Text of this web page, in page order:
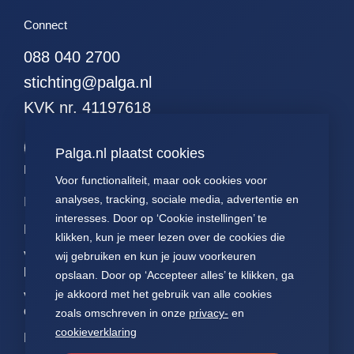
Palga.nl plaatst cookies
Voor functionaliteit, maar ook cookies voor
analyses, tracking, sociale media, advertentie en
interesses. Door op ‘Cookie instellingen’ te
klikken, kun je meer lezen over de cookies die
wij gebruiken en kun je jouw voorkeuren
opslaan. Door op ‘Accepteer alles’ te klikken, ga
je akkoord met het gebruik van alle cookies
zoals omschreven in onze privacy- en
cookieverklaring
maar met kleinere
55. alle resecties
(zonder curettages of
kleinere excisies)
56. alle wormen
58. alle
hormoonpreparaten
Connect
088 040 2700
stichting@palga.nl
KVK nr. 41197618
Palga links
Impact
Data
Voor
pathologen
Voor
onderzoekers
NEN7510
Contact
Over ons
FAQ
Nieuws
Presentaties
Voor patiënten
Jaarverslagen
Statuten Palga